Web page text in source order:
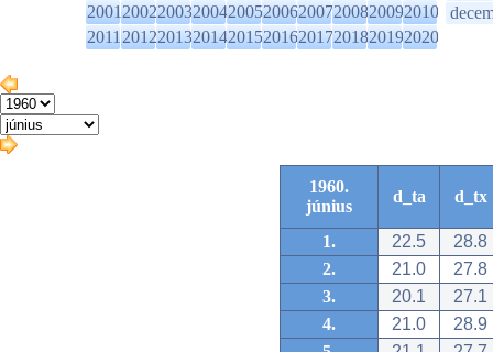
2001200220032004200520062007200820092010
2011201220132014201520162017201820192020
1960.
június
d_ta d_tx
1. 22.5
28.8
2.
21.0
27.8
3.
20.1
27.1
4.
21.0
28.9